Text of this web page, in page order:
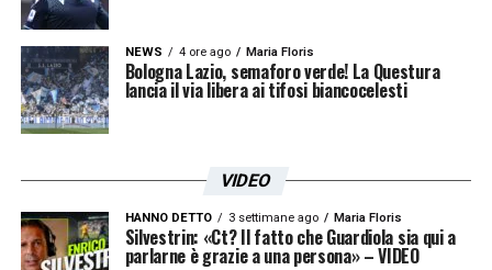
Le prime pagine sportive nazionali - 8 settembre 2025 27
NEWS 4 ore ago Maria Floris
Bologna Lazio, semaforo verde! La Questura
lancia il via libera ai tifosi biancocelesti
VIDEO
HANNO DETTO 3 settimane ago Maria Floris
Silvestrin: «Ct? Il fatto che Guardiola sia qui a
parlarne è grazie a una persona» – VIDEO